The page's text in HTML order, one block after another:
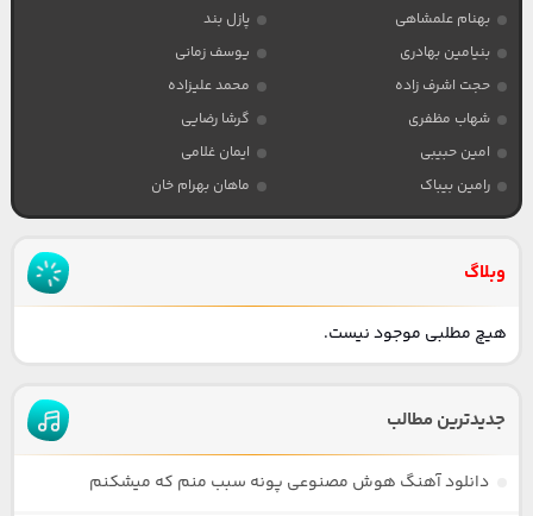
بهنام علمشاهی
پازل بند
بنیامین بهادری
یوسف زمانی
حجت اشرف زاده
محمد علیزاده
شهاب مظفری
گرشا رضایی
امین حبیبی
ایمان غلامی
رامین بیباک
ماهان بهرام خان
وبلاگ
هیچ مطلبی موجود نیست.
جدیدترین مطالب
دانلود آهنگ هوش مصنوعی پونه سبب منم که میشکنم